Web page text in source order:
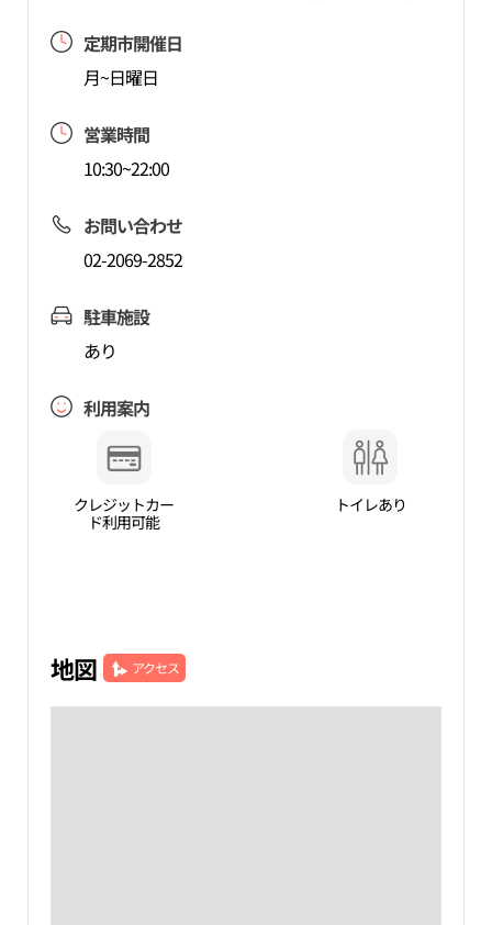
定期市開催日
月~日曜日
営業時間
10:30~22:00
お問い合わせ
02-2069-2852
駐車施設
あり
利用案内
クレジットカー
ド利用可能
トイレあり
地図 アクセス